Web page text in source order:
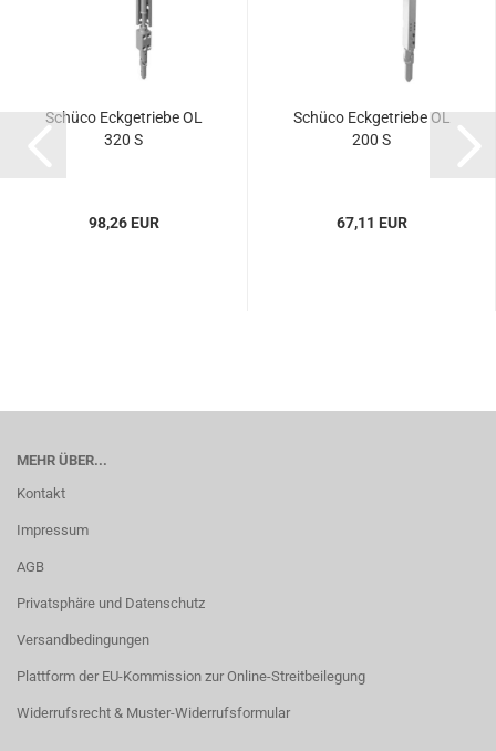
Schü­co Eck­ge­trie­be OL
320 S
98,26 EUR
Schü­co Eck­ge­trie­be OL
200 S
67,11 EUR
MEHR ÜBER...
Kontakt
Impressum
AGB
Privatsphäre und Datenschutz
Versandbedingungen
Plattform der EU-Kommission zur Online-Streitbeilegung
Widerrufsrecht & Muster-Widerrufsformular